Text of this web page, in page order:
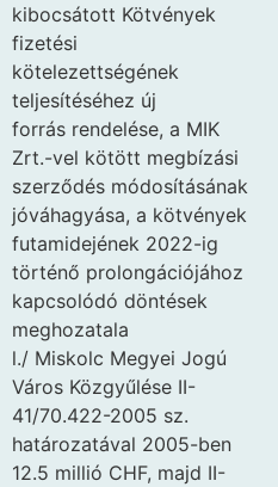
kibocsátott Kötvények
fizetési
kötelezettségének
teljesítéséhez új
forrás rendelése, a MIK
Zrt.-vel kötött megbízási
szerződés módosításának
jóváhagyása, a kötvények
futamidejének 2022-ig
történő prolongációjához
kapcsolódó döntések
meghozatala
l./ Miskolc Megyei Jogú
Város Közgyűlése II-
41/70.422-2005 sz.
határozatával 2005-ben
12.5 millió CHF, majd II-